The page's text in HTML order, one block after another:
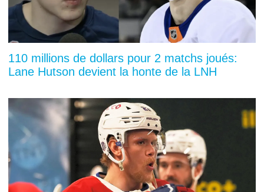
110 millions de dollars pour 2 matchs joués:
Lane Hutson devient la honte de la LNH